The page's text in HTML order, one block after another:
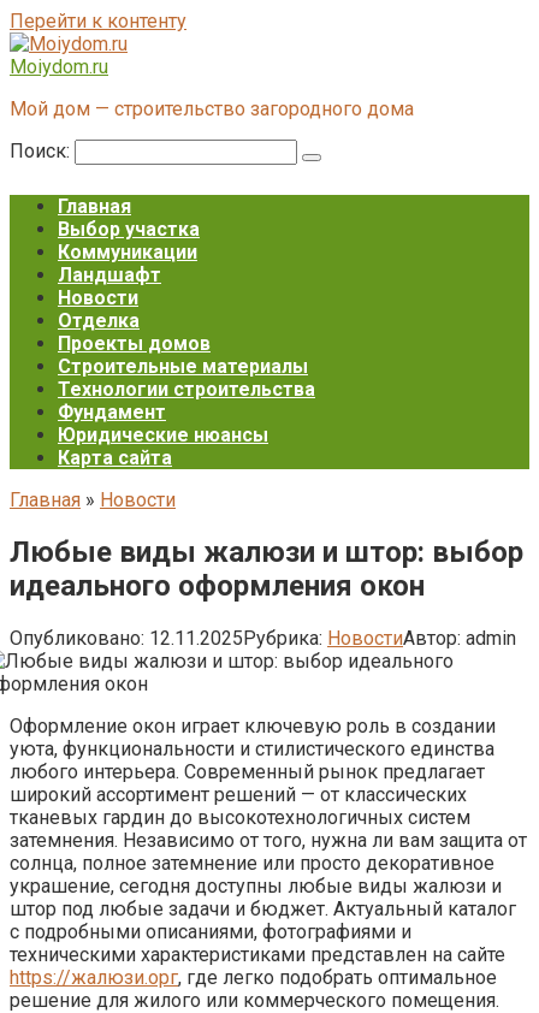
Перейти к контенту
Moiydom.ru
Мой дом — строительство загородного дома
Поиск:
Главная
Выбор участка
Коммуникации
Ландшафт
Новости
Отделка
Проекты домов
Строительные материалы
Технологии строительства
Фундамент
Юридические нюансы
Карта сайта
Главная » Новости
Любые виды жалюзи и штор: выбор
идеального оформления окон
Опубликовано: 12.11.2025Рубрика: НовостиАвтор: admin
Оформление окон играет ключевую роль в создании
уюта, функциональности и стилистического единства
любого интерьера. Современный рынок предлагает
широкий ассортимент решений — от классических
тканевых гардин до высокотехнологичных систем
затемнения. Независимо от того, нужна ли вам защита от
солнца, полное затемнение или просто декоративное
украшение, сегодня доступны любые виды жалюзи и
штор под любые задачи и бюджет. Актуальный каталог
с подробными описаниями, фотографиями и
техническими характеристиками представлен на сайте
https://жалюзи.орг, где легко подобрать оптимальное
решение для жилого или коммерческого помещения.